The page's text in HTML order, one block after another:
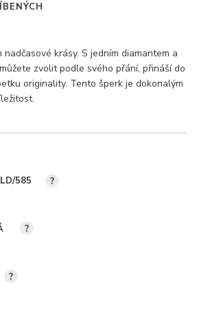
krásy. S jedním diamantem a
zvolit podle svého přání, přináší do
originality. Tento šperk je dokonalým
585
?
?
?